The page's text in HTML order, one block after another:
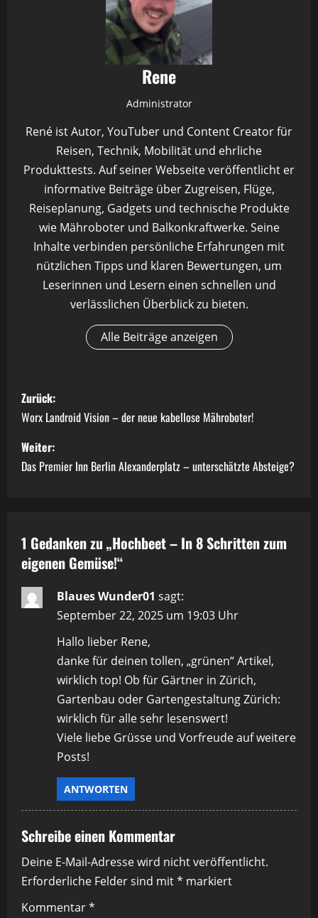
Rene
Administrator
René ist Autor, YouTuber und Content Creator für
Reisen, Technik, Mobilität und ehrliche
Produkttests. Auf seiner Webseite veröffentlicht er
informative Beiträge über Zugreisen, Flüge,
Reiseplanung, Gadgets und technische Produkte
wie Mähroboter und Balkonkraftwerke. Seine
Inhalte verbinden persönliche Erfahrungen mit
nützlichen Tipps und klaren Bewertungen, um
Leserinnen und Lesern einen schnellen und
verlässlichen Überblick zu bieten.
Alle Beiträge anzeigen
B
e
i
t
a
g
s
t
i
o
n
Zurück:
Worx Landroid Vision – der neue kabellose Mähroboter!
Weiter:
Das Premier Inn Berlin Alexanderplatz – unterschätzte Absteige?
1 Gedanken zu „Hochbeet – In 8 Schritten zum
eigenen Gemüse!“
Blaues Wunder01 sagt:
September 22, 2025 um 19:03 Uhr
Hallo lieber Rene,
danke für deinen tollen, „grünen“ Artikel,
wirklich top! Ob für Gärtner in Zürich,
Gartenbau oder Gartengestaltung Zürich:
wirklich für alle sehr lesenswert!
Viele liebe Grüsse und Vorfreude auf weitere
Posts!
ANTWORTEN
Schreibe einen Kommentar
Deine E-Mail-Adresse wird nicht veröffentlicht.
Erforderliche Felder sind mit* markiert
Kommentar*